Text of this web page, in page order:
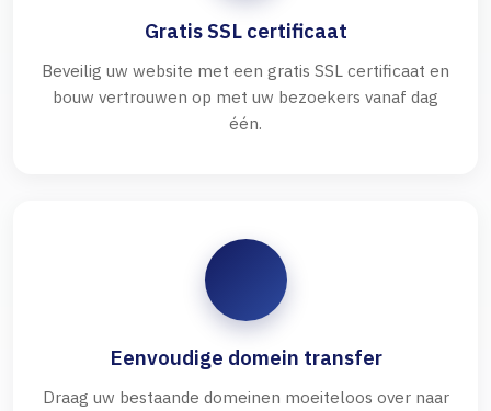
Gratis SSL certificaat
Beveilig uw website met een gratis SSL certificaat en
bouw vertrouwen op met uw bezoekers vanaf dag
één.
Eenvoudige domein transfer
Draag uw bestaande domeinen moeiteloos over naar